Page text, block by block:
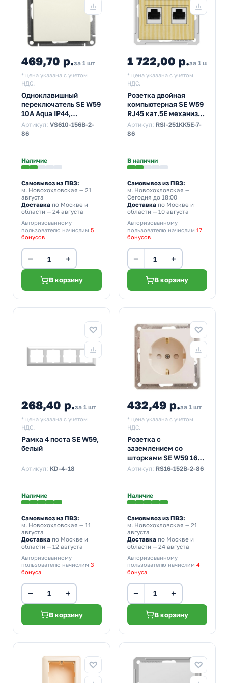
469,70 р.за 1 шт
* цена указана с учетом
НДС.
Одноклавишный
переключатель SE W59
10A Aqua IP44,
слоновая кость
(бежевый)
Артикул: VS610-156B-2-
86
Наличие
Самовывоз из ПВЗ:
м. Новохохловская — 21
августа
Доставка по Москве и
области — 24 августа
Авторизованному
пользователю начислим 5
бонусов
− +
В корзину
1 722,00 р.за 1 шт
* цена указана с учетом
НДС.
Розетка двойная
компьютерная SE W59
RJ45 кат.5E механизм,
сосна
Артикул: RSI-251KK5E-7-
86
В наличии
Самовывоз из ПВЗ:
м. Новохохловская —
Сегодня до 18:00
Доставкапо Москве и
области — 10 августа
Авторизованному
пользователю начислим 17
бонусов
− +
В корзину
268,40 р.за 1 шт
* цена указана с учетом
НДС.
Рамка 4 поста SE W59,
белый
Артикул: KD-4-18
Наличие
Самовывоз из ПВЗ:
м. Новохохловская — 11
августа
Доставка по Москве и
области — 12 августа
Авторизованному
пользователю начислим 3
бонуса
− +
В корзину
432,49 р.за 1 шт
* цена указана с учетом
НДС.
Розетка с
заземлением со
шторками SE W59 16А
Aqua IP44, слоновая
Артикул: RS16-152B-2-86
Наличие
Самовывоз из ПВЗ:
м. Новохохловская — 21
августа
Доставкапо Москве и
области — 24 августа
Авторизованному
пользователю начислим 4
бонуса
− +
В корзину